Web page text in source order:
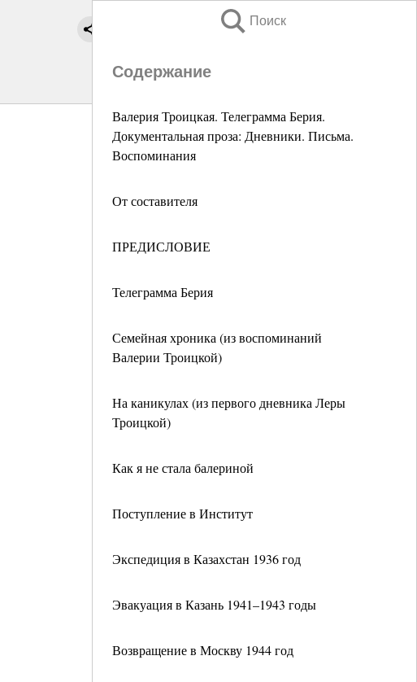
Поиск
Содержание
Валерия Троицкая. Телеграмма Берия.
Документальная проза: Дневники. Письма.
Воспоминания
От составителя
ПРЕДИСЛОВИЕ
Телеграмма Берия
Семейная хроника (из воспоминаний
Валерии Троицкой)
На каникулах (из первого дневника Леры
Троицкой)
Как я не стала балериной
Поступление в Институт
Экспедиция в Казахстан 1936 год
Эвакуация в Казань 1941–1943 годы
Возвращение в Москву 1944 год